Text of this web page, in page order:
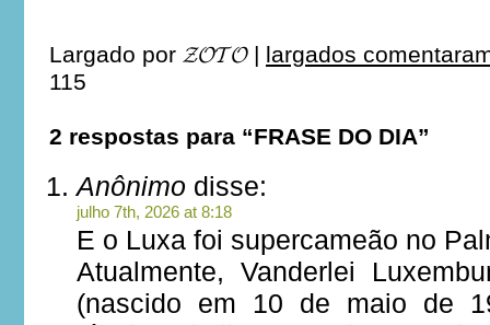
Largado por 𝓩𝓞𝓣𝓞| largados
115
2 respostas para “FRASE DO DIA”
Anônimo disse:
julho 7th, 2026 at 8:18
E o Luxa foi supercameão no
Atualmente, Vanderlei
(nascido em 10 de maio de